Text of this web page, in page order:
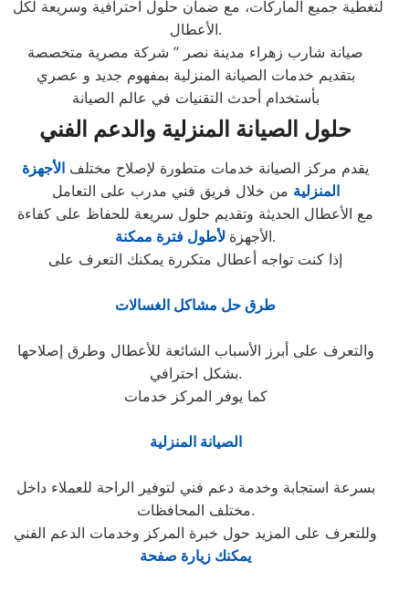
الأعطال.
صيانة شارب زهراء مدينة نصر ” شركة مصرية متخصصة
بتقديم خدمات الصيانة المنزلية بمفهوم جديد و عصري
بأستخدام أحدث التقنيات في عالم الصيانة
حلول الصيانة المنزلية والدعم الفني
يقدم مركز الصيانة خدمات متطورة لإصلاح مختلف الأجهزة
المنزلية من خلال فريق فني مدرب على التعامل
مع الأعطال الحديثة وتقديم حلول سريعة للحفاظ على كفاءة
الأجهزة لأطول فترة ممكنة
.
إذا كنت تواجه أعطال متكررة يمكنك التعرف على
طرق حل مشاكل الغسالات
والتعرف على أبرز الأسباب الشائعة للأعطال وطرق إصلاحها
بشكل احترافي.
كما يوفر المركز خدمات
الصيانة المنزلية
بسرعة استجابة وخدمة دعم فني لتوفير الراحة للعملاء داخل
مختلف المحافظات.
وللتعرف على المزيد حول خبرة المركز وخدمات الدعم الفني
يمكنك زيارة صفحة